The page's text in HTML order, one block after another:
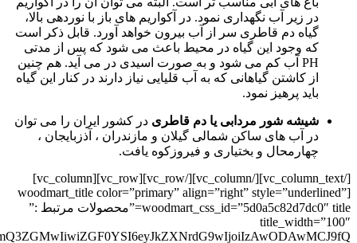
در زیر آب نگهداری نمود. در آکواریم های باز با نوردهی بالا،
گیاه دم قاطری سر از آب بیرون خواهد آورد. قابل ذکر است
که وجود این گیاه در محیط باعث می شود که پس از مدتی
PH آب کم می شود و به صورت اسیدی در می آید. هم چنین
از کاشتن گیاهانی که به آب قلیایی نیاز دارند در کنار این گیاه
باید پرهیز نمود.
شیشه شور مردابی یا دم قاطری در کشور ایران را می توان
در آب های ساکن شمالی گیلان و مازندران ، آذزبایجان ،
چهارمحال و بختیاری و فیروزکوه یافت.
[/vc_column_text][/vc_column][/vc_row][vc_row][vc_column]
[woodmart_title color=”primary” align=”right” style=”underlined”
woodmart_css_id=”5d0a5c82d7dc0″ title=”محصولات مرتبط :”
title_width=”100″